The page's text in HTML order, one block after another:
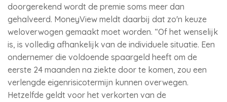
doorgerekend wordt de premie soms meer dan
gehalveerd. MoneyView meldt daarbij dat zo'n keuze
weloverwogen gemaakt moet worden. “Of het wenselijk
is, is volledig afhankelijk van de individuele situatie. Een
ondernemer die voldoende spaargeld heeft om de
eerste 24 maanden na ziekte door te komen, zou een
verlengde eigenrisicotermijn kunnen overwegen.
Hetzelfde geldt voor het verkorten van de